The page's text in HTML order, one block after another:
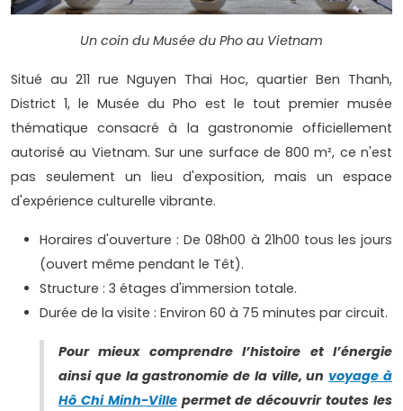
Un coin du Musée du Pho au Vietnam
Situé au 211 rue Nguyen Thai Hoc, quartier Ben Thanh,
District 1, le Musée du Pho est le tout premier musée
thématique consacré à la gastronomie officiellement
autorisé au Vietnam. Sur une surface de 800 m², ce n'est
pas seulement un lieu d'exposition, mais un espace
d'expérience culturelle vibrante.
Horaires d'ouverture : De 08h00 à 21h00 tous les jours
(ouvert même pendant le Têt).
Structure : 3 étages d'immersion totale.
Durée de la visite : Environ 60 à 75 minutes par circuit.
Pour mieux comprendre l’histoire et l’énergie
ainsi que la gastronomie de la ville, unvoyage à
Hô Chi Minh-Villepermet de découvrir toutes les